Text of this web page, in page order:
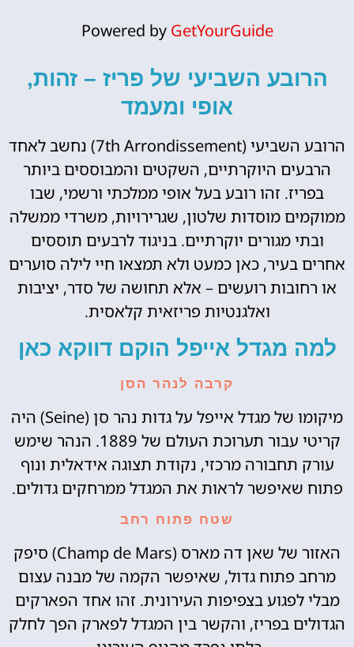
Powered by GetYourGuide
הרובע השביעי של פריז – זהות,
אופי ומעמד
הרובע השביעי (7th Arrondissement) נחשב לאחד
הרבעים היוקרתיים, השקטים והמבוססים ביותר
בפריז. זהו רובע בעל אופי ממלכתי ורשמי, שבו
ממוקמים מוסדות שלטון, שגרירויות, משרדי ממשלה
ובתי מגורים יוקרתיים. בניגוד לרבעים תוססים
אחרים בעיר, כאן כמעט ולא תמצאו חיי לילה סוערים
או רחובות רועשים – אלא תחושה של סדר, יציבות
ואלגנטיות פריזאית קלאסית.
למה מגדל אייפל הוקם דווקא כאן
קרבה לנהר הסן
מיקומו של מגדל אייפל על גדות נהר סן (Seine) היה
קריטי עבור תערוכת העולם של 1889. הנהר שימש
עורק תחבורה מרכזי, נקודת תצוגה אידאלית ונוף
פתוח שאיפשר לראות את המגדל ממרחקים גדולים.
שטח פתוח רחב
האזור של שאן דה מארס (Champ de Mars) סיפק
מרחב פתוח גדול, שאיפשר הקמה של מבנה עצום
מבלי לפגוע בצפיפות העירונית. זהו אחד הפארקים
הגדולים בפריז, והקשר בין המגדל לפארק הפך לחלק